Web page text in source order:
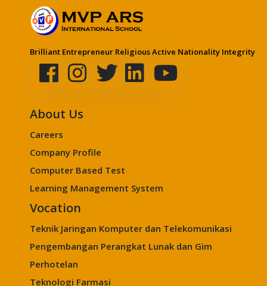
Brilliant Entrepreneur Religious Active Nationality Integrity
About Us
Careers
Company Profile
Computer Based Test
Learning Management System
Vocation
Teknik Jaringan Komputer dan Telekomunikasi
Pengembangan Perangkat Lunak dan Gim
Perhotelan
Teknologi Farmasi